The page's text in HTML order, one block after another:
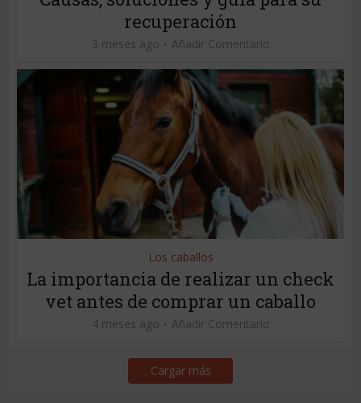
recuperación
3 meses ago Añadir Comentario
Los caballos
La importancia de realizar un check
vet antes de comprar un caballo
4 meses ago Añadir Comentario
Cargar más